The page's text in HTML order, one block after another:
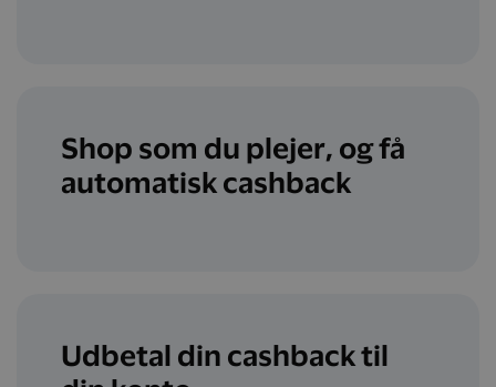
Shop som du plejer, og få
automatisk cashback
Udbetal din cashback til